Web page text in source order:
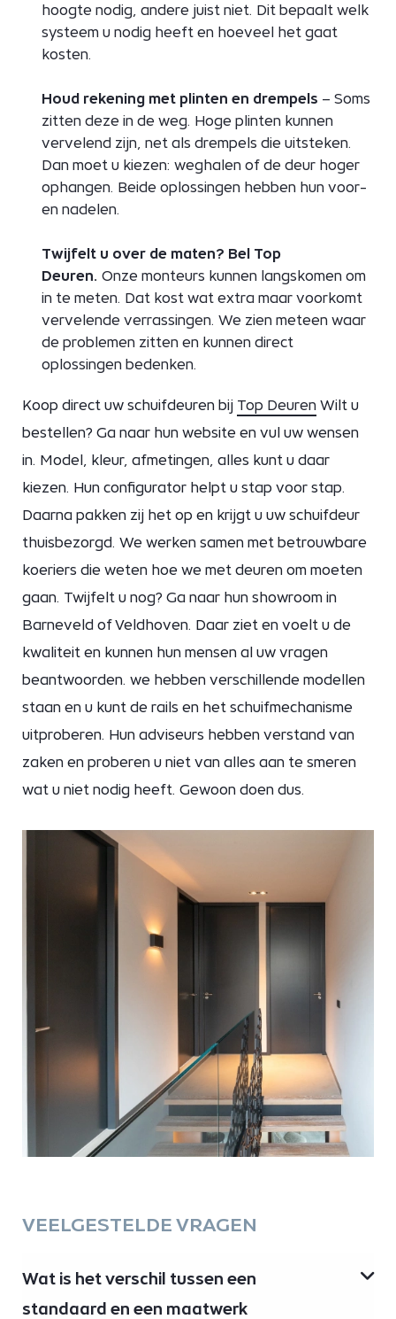
hoogte nodig, andere juist niet. Dit bepaalt welk
systeem u nodig heeft en hoeveel het gaat
kosten.
Houd rekening met plinten en drempels – Soms
zitten deze in de weg. Hoge plinten kunnen
vervelend zijn, net als drempels die uitsteken.
Dan moet u kiezen: weghalen of de deur hoger
ophangen. Beide oplossingen hebben hun voor-
en nadelen.
Twijfelt u over de maten? Bel Top
Deuren. Onze monteurs kunnen langskomen om
in te meten. Dat kost wat extra maar voorkomt
vervelende verrassingen. We zien meteen waar
de problemen zitten en kunnen direct
oplossingen bedenken.
Koop direct uw schuifdeuren bij Top DeurenWilt u
bestellen? Ga naar hun website en vul uw wensen
in. Model, kleur, afmetingen, alles kunt u daar
kiezen. Hun configurator helpt u stap voor stap.
Daarna pakken zij het op en krijgt u uw schuifdeur
thuisbezorgd. We werken samen met betrouwbare
koeriers die weten hoe we met deuren om moeten
gaan. Twijfelt u nog? Ga naar hun showroom in
Barneveld of Veldhoven. Daar ziet en voelt u de
kwaliteit en kunnen hun mensen al uw vragen
beantwoorden. we hebben verschillende modellen
staan en u kunt de rails en het schuifmechanisme
uitproberen. Hun adviseurs hebben verstand van
zaken en proberen u niet van alles aan te smeren
wat u niet nodig heeft. Gewoon doen dus.
VEELGESTELDE VRAGEN
Wat is het verschil tussen een
standaard en een maatwerk